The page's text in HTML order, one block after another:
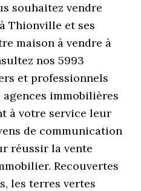
souhaitez vendre
Thionville et ses
maison à vendre à
nos 5993
et professionnels
immobilières
à votre service leur
de communication
réussir la vente
Recouvertes
les terres vertes